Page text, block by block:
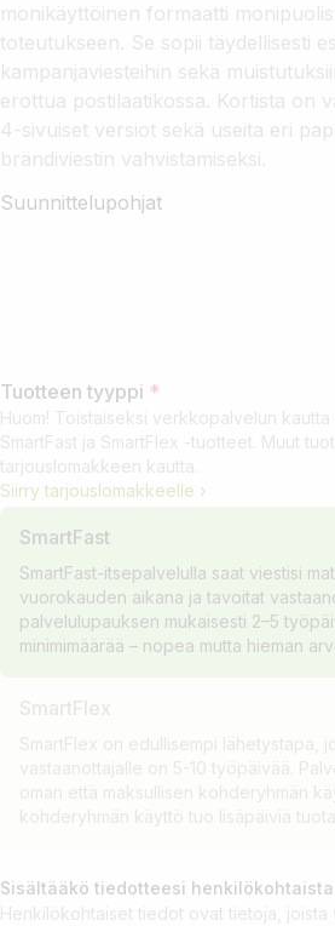
monikäyttöinen formaatti
toteutukseen. Se sopii täydellisesti
kampanjaviesteihin sekä
erottua postilaatikossa. Kortista on
4-sivuiset versiot sekä useita eri
brändiviestin vahvistamiseksi.
Suunnittelupohjat
Tuotteen tyyppi *
Huom! Toistaiseksi verkkopalvelun
SmartFast ja SmartFlex -tuotteet. Muut
tarjouslomakkeen kautta.
Siirry tarjouslomakkeelle ›
SmartFast
SmartFast-itsepalvelulla saat viestisi
vuorokauden aikana ja tavoitat
palvelulupauksen mukaisesti 2–5
minimimäärää – nopea mutta hieman
Sisältääkö tiedotteesi
Henkilökohtaiset tiedot ovat tietoja, joista